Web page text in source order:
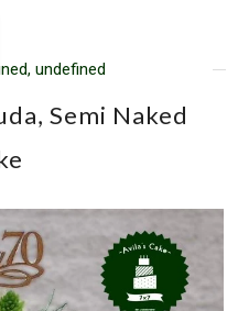
undefined
Semi Naked